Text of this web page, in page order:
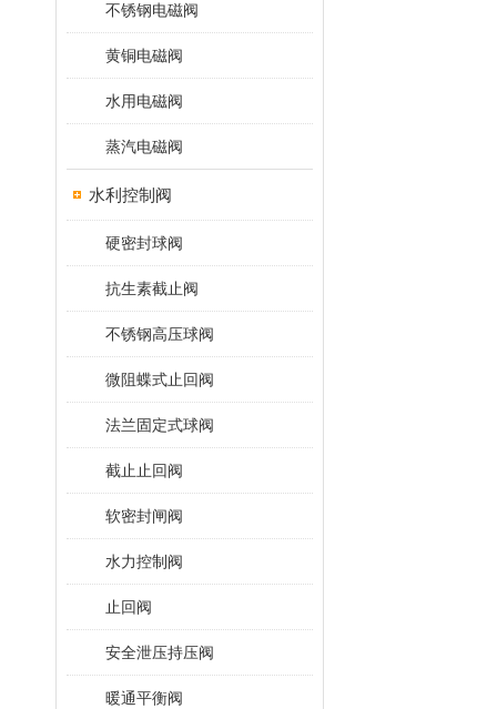
不锈钢电磁阀
黄铜电磁阀
水用电磁阀
蒸汽电磁阀
水利控制阀
硬密封球阀
抗生素截止阀
不锈钢高压球阀
微阻蝶式止回阀
法兰固定式球阀
截止止回阀
软密封闸阀
水力控制阀
止回阀
安全泄压持压阀
暖通平衡阀